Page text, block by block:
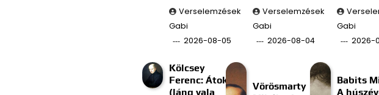
Verselemzések
Gabi
2026-08-05
Verselemzések
Gabi
2026-08-04
Gabi
2026-
Kölcsey
Ferenc: Átok
(láng vala
Vörösmarty
Babits
A